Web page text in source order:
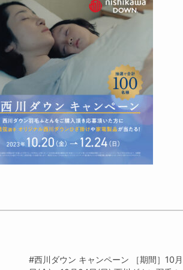
#西川ダウン キャンペーン ［期間］10